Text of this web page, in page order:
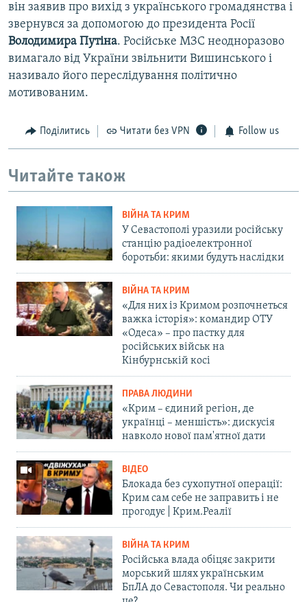
він заявив про вихід з українського громадянства і
звернувся за допомогою до президента Росії
Володимира Путіна. Російське МЗС неодноразово
вимагало від України звільнити Вишинського і
називало його переслідування політично
мотивованим.
Поділитись Читати без VPN Follow us
Читайте також
ВІЙНА ТА КРИМ
У Севастополі уразили російську
станцію радіоелектронної
боротьби: якими будуть наслідки
ВІЙНА ТА КРИМ
«Для них із Кримом розпочнеться
важка історія»: командир ОТУ
«Одеса» – про пастку для
російських військ на
Кінбурнській косі
ПРАВА ЛЮДИНИ
«Крим – єдиний регіон, де
українці – меншість»: дискусія
навколо нової пам'ятної дати
ВІДЕО
Блокада без сухопутної операції:
Крим сам себе не заправить і не
прогодує | Крим.Реалії
ВІЙНА ТА КРИМ
Російська влада обіцяє закрити
морський шлях українським
БпЛА до Севастополя. Чи реально